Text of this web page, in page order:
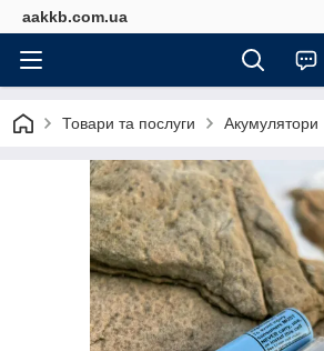
aakkb.com.ua
Товари та послуги Акумулятори